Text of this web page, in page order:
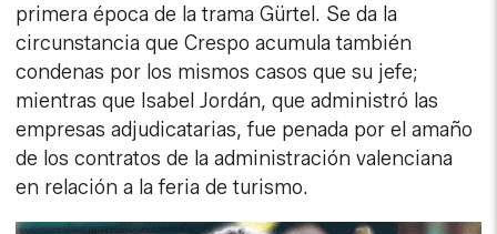
primera época de la trama Gürtel. Se da la
circunstancia que Crespo acumula también
condenas por los mismos casos que su jefe;
mientras que Isabel Jordán, que administró las
empresas adjudicatarias, fue penada por el amaño
de los contratos de la administración valenciana
en relación a la feria de turismo.